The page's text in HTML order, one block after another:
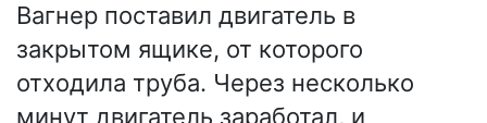
Вагнер поставил двигатель в
закрытом ящике, от которого
отходила труба. Через несколько
минут двигатель заработал, и